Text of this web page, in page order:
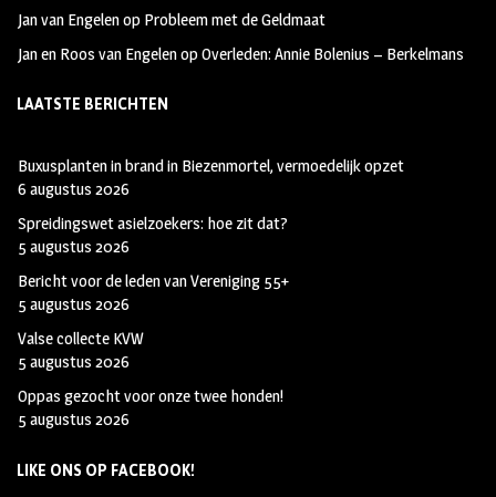
Jan van Engelenop Probleem met de Geldmaat
Jan en Roos van EngelenopOverleden: Annie Bolenius – Berkelmans
LAATSTE BERICHTEN
Buxusplanten in brand in Biezenmortel, vermoedelijk opzet
6 augustus 2026
Spreidingswet asielzoekers: hoe zit dat?
5 augustus 2026
Bericht voor de leden van Vereniging 55+
5 augustus 2026
Valse collecte KVW
5 augustus 2026
Oppas gezocht voor onze twee honden!
5 augustus 2026
LIKE ONS OP FACEBOOK!